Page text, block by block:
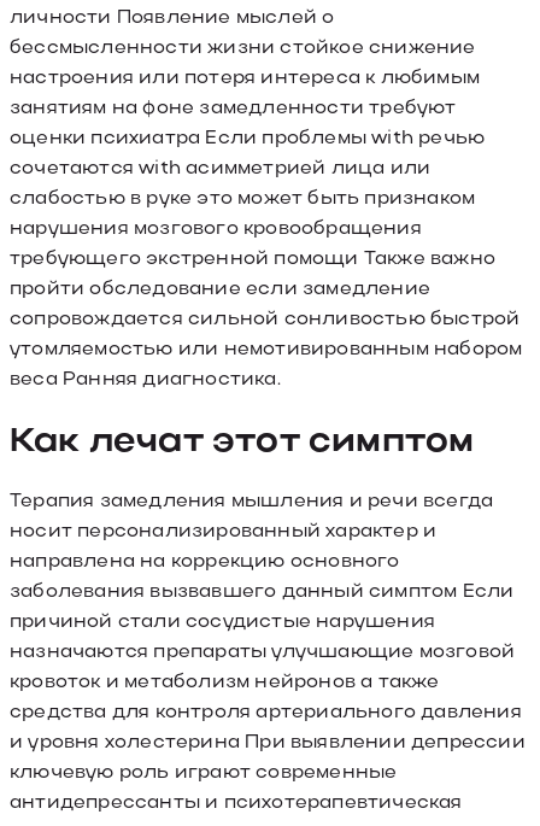
личности Появление мыслей о
бессмысленности жизни стойкое снижение
настроения или потеря интереса к любимым
занятиям на фоне замедленности требуют
оценки психиатра Если проблемы with речью
сочетаются with асимметрией лица или
слабостью в руке это может быть признаком
нарушения мозгового кровообращения
требующего экстренной помощи Также важно
пройти обследование если замедление
сопровождается сильной сонливостью быстрой
утомляемостью или немотивированным набором
веса Ранняя диагностика.
Как лечат этот симптом
Терапия замедления мышления и речи всегда
носит персонализированный характер и
направлена на коррекцию основного
заболевания вызвавшего данный симптом Если
причиной стали сосудистые нарушения
назначаются препараты улучшающие мозговой
кровоток и метаболизм нейронов а также
средства для контроля артериального давления
и уровня холестерина При выявлении депрессии
ключевую роль играют современные
антидепрессанты и психотерапевтическая